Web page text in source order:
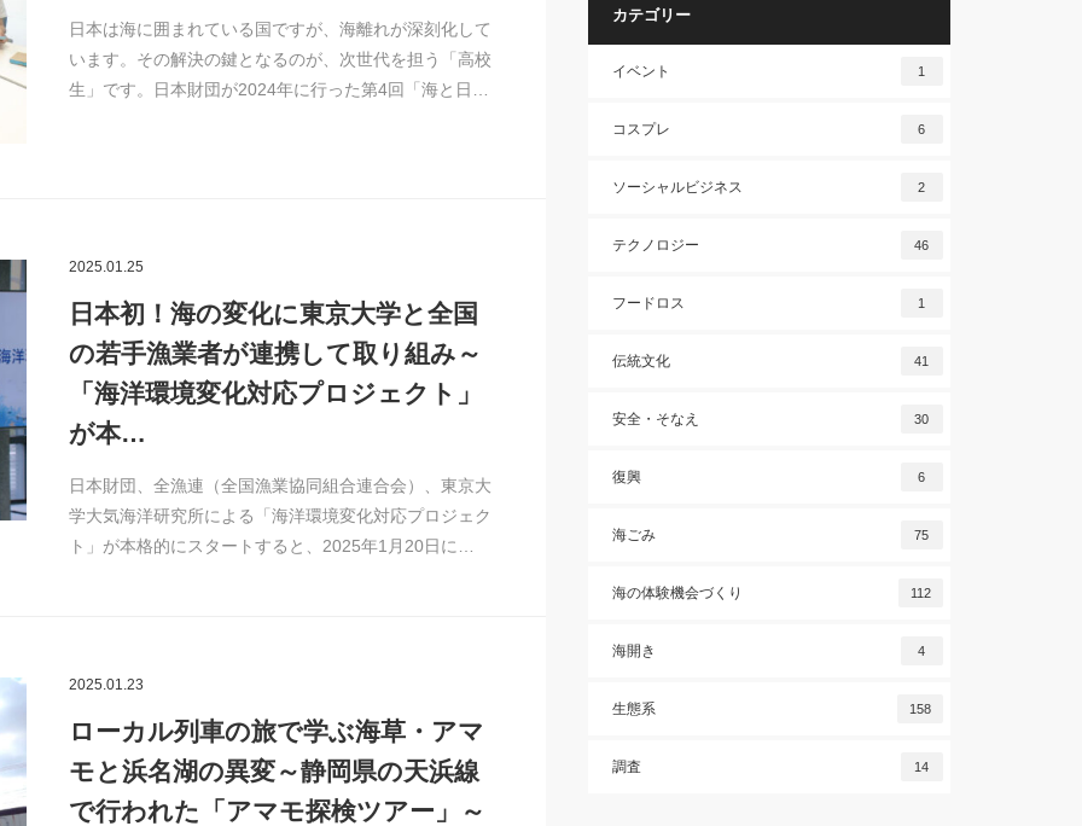
日本は海に囲まれている国ですが、海離れが深刻化して
います。その解決の鍵となるのが、次世代を担う「高校
生」です。日本財団が2024年に行った第4回「海と日…
2025.01.25
日本初！海の変化に東京大学と全国
の若手漁業者が連携して取り組み～
「海洋環境変化対応プロジェクト」
が本…
日本財団、全漁連（全国漁業協同組合連合会）、東京大
学大気海洋研究所による「海洋環境変化対応プロジェク
ト」が本格的にスタートすると、2025年1月20日に…
2025.01.23
ローカル列車の旅で学ぶ海草・アマ
モと浜名湖の異変～静岡県の天浜線
で行われた「アマモ探検ツアー」～
カテゴリー
イベント 1
コスプレ 6
ソーシャルビジネス 2
テクノロジー 46
フードロス 1
伝統文化 41
安全・そなえ 30
復興 6
海ごみ 75
海の体験機会づくり 112
海開き 4
生態系 158
調査 14